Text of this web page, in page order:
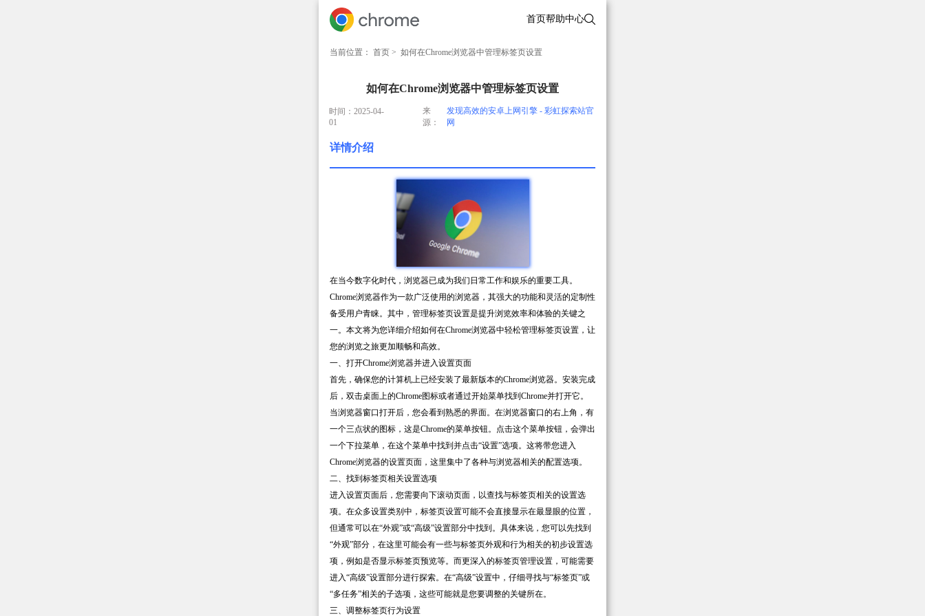
首页帮助中心
当前位置： 首页 > 如何在Chrome浏览器中管理标签页设置
如何在Chrome浏览器中管理标签页设置
时间：2025-04-
01
来
源：
发现高效的安卓上网引擎 - 彩虹探索站官
网
详情介绍
在当今数字化时代，浏览器已成为我们日常工作和娱乐的重要工具。
Chrome浏览器作为一款广泛使用的浏览器，其强大的功能和灵活的定制性
备受用户青睐。其中，管理标签页设置是提升浏览效率和体验的关键之
一。本文将为您详细介绍如何在Chrome浏览器中轻松管理标签页设置，让
您的浏览之旅更加顺畅和高效。
一、打开Chrome浏览器并进入设置页面
首先，确保您的计算机上已经安装了最新版本的Chrome浏览器。安装完成
后，双击桌面上的Chrome图标或者通过开始菜单找到Chrome并打开它。
当浏览器窗口打开后，您会看到熟悉的界面。在浏览器窗口的右上角，有
一个三点状的图标，这是Chrome的菜单按钮。点击这个菜单按钮，会弹出
一个下拉菜单，在这个菜单中找到并点击“设置”选项。这将带您进入
Chrome浏览器的设置页面，这里集中了各种与浏览器相关的配置选项。
二、找到标签页相关设置选项
进入设置页面后，您需要向下滚动页面，以查找与标签页相关的设置选
项。在众多设置类别中，标签页设置可能不会直接显示在最显眼的位置，
但通常可以在“外观”或“高级”设置部分中找到。具体来说，您可以先找到
“外观”部分，在这里可能会有一些与标签页外观和行为相关的初步设置选
项，例如是否显示标签页预览等。而更深入的标签页管理设置，可能需要
进入“高级”设置部分进行探索。在“高级”设置中，仔细寻找与“标签页”或
“多任务”相关的子选项，这些可能就是您要调整的关键所在。
三、调整标签页行为设置